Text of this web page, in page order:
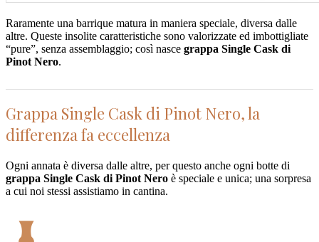
Raramente una barrique matura in maniera speciale, diversa dalle
altre. Queste insolite caratteristiche sono valorizzate ed imbottigliate
“pure”, senza assemblaggio; così nasce grappa Single Cask di
Pinot Nero.
Grappa Single Cask di Pinot Nero, la
differenza fa eccellenza
Ogni annata è diversa dalle altre, per questo anche ogni botte di
grappa Single Cask di Pinot Nero è speciale e unica; una sorpresa
a cui noi stessi assistiamo in cantina.